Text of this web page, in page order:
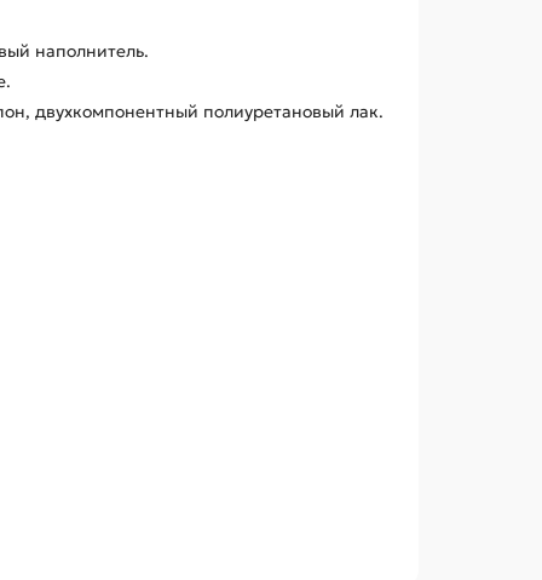
наполнитель.
двухкомпонентный полиуретановый лак.